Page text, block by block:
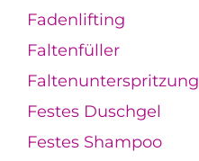
Fadenlifting
Faltenfüller
Faltenunterspritzung
Festes Duschgel
Festes Shampoo